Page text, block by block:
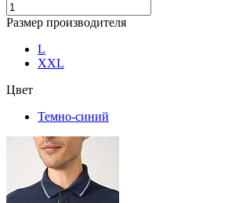
Размер производителя
L
XXL
Цвет
Темно-синий